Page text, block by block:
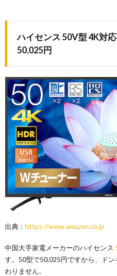
ハイセンス 50V型 4K対
50,025円
出典： https://www.amazon.co.jp
中国大手家電メーカーのハイセンス
す。50型で50,025円ですから、ド
わりません。